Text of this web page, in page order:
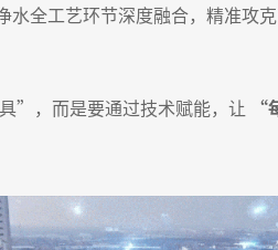
全工艺环节深度融合，精准攻
”，而是要通过技术赋能，让 “